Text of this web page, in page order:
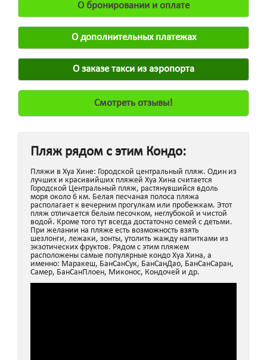
О бронировании и оплате
О дополнительных платежах
О заказе такси из аэропорта
Смотреть отзывы!
Пляж рядом с этим Кондо:
Пляжи в Хуа Хине: Городской центральный пляж. Один из
лучших и красивийших пляжей Хуа Хина считается
Городской Центральный пляж, растянувшийся вдоль
моря около 6 км. Белая песчаная полоса пляжа
располагает к вечерним прогулкам или пробежкам. Этот
пляж отличается белым песочком, неглубокой и чистой
водой. Кроме того тут всегда достаточно семей с детьми.
При желании на пляже есть возможность взять
шезлонги, лежаки, зонты, утолить жажду напитками из
экзотических фруктов. Рядом с этим пляжем
расположены самые популярные кондо Хуа Хина, а
именно: Маракеш, БанСанСук, БанСанДао, БанСанСаран,
Самер, БанСанПлоен, Миконос, Кондочей и др.